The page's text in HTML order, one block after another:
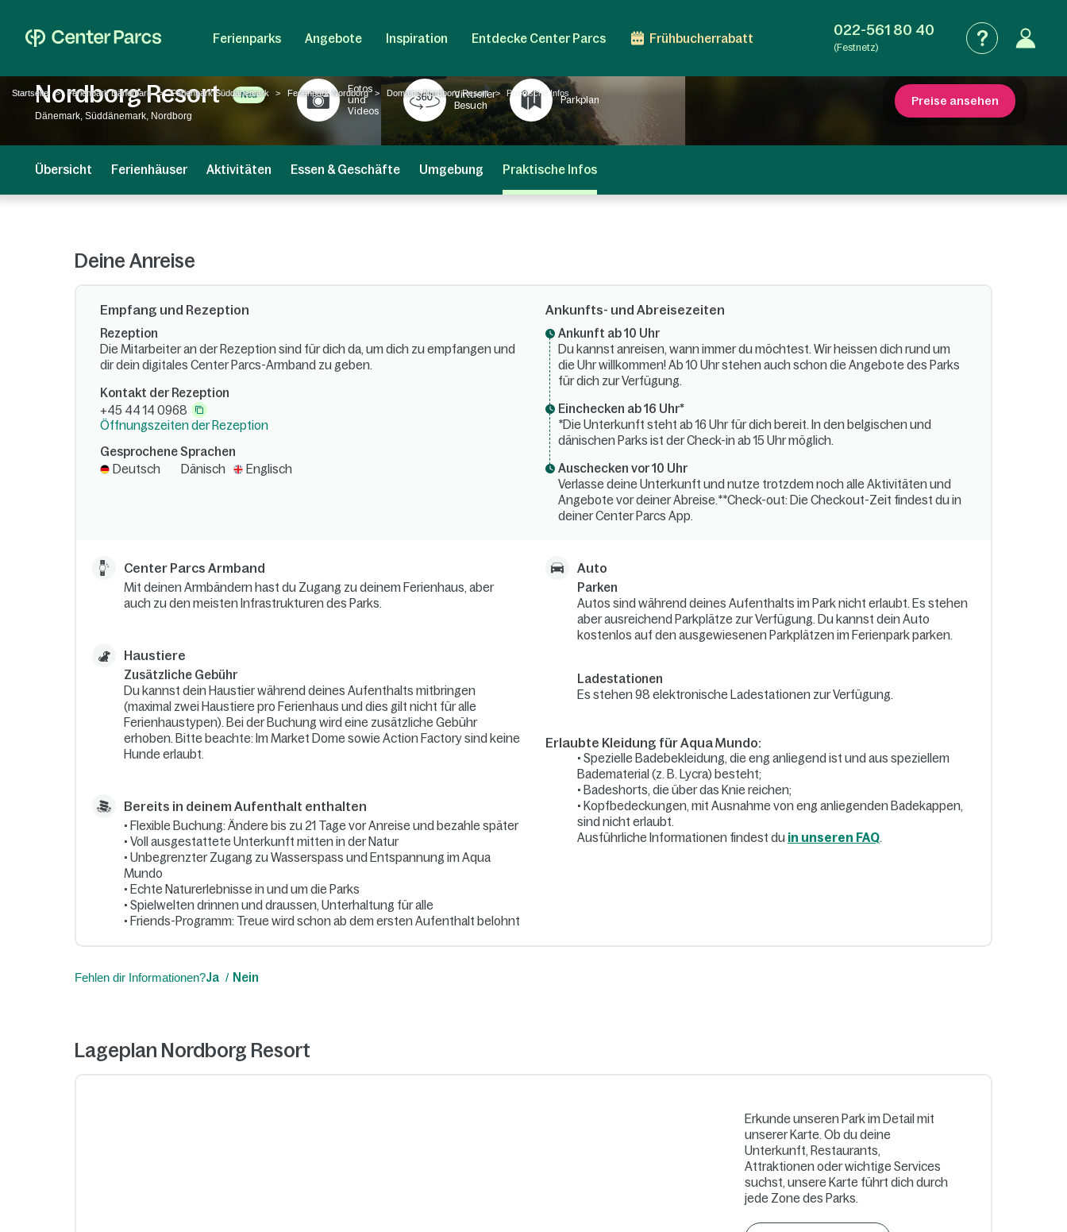
Ferienparks Angebote Inspiration Entdecke Center Parcs Frühbucherrabatt 022-561 80 40
(Festnetz)
Startseite Ferienpark Dänemark Ferienpark Süddänemark Ferienpark Nordborg Domaine Nordborg Resort Praktische Infos
Nordborg Resort Neu
Dänemark, Süddänemark, Nordborg
Fotos
und
Videos
Virtueller
Besuch
Parkplan Preise ansehen
Übersicht Ferienhäuser Aktivitäten Essen & Geschäfte Umgebung Praktische Infos
Deine Anreise
Empfang und Rezeption
Rezeption
Die Mitarbeiter an der Rezeption sind für dich da, um dich zu empfangen und
dir dein digitales Center Parcs-Armband zu geben.
Kontakt der Rezeption
+45 44 14 0968
Öffnungszeiten der Rezeption
Gesprochene Sprachen
Deutsch
Dänisch Englisch
Ankunfts- und Abreisezeiten
Ankunft ab 10 Uhr
Du kannst anreisen, wann immer du möchtest. Wir heissen dich rund um
die Uhr willkommen! Ab 10 Uhr stehen auch schon die Angebote des Parks
für dich zur Verfügung.
Einchecken ab 16 Uhr*
*Die Unterkunft steht ab 16 Uhr für dich bereit. In den belgischen und
dänischen Parks ist der Check-in ab 15 Uhr möglich.
Auschecken vor 10 Uhr
Verlasse deine Unterkunft und nutze trotzdem noch alle Aktivitäten und
Angebote vor deiner Abreise.**Check-out: Die Checkout-Zeit findest du in
deiner Center Parcs App.
Center Parcs Armband
Mit deinen Armbändern hast du Zugang zu deinem Ferienhaus, aber
auch zu den meisten Infrastrukturen des Parks.
Haustiere
Zusätzliche Gebühr
Du kannst dein Haustier während deines Aufenthalts mitbringen
(maximal zwei Haustiere pro Ferienhaus und dies gilt nicht für alle
Ferienhaustypen). Bei der Buchung wird eine zusätzliche Gebühr
erhoben. Bitte beachte: Im Market Dome sowie Action Factory sind keine
Hunde erlaubt.
Bereits in deinem Aufenthalt enthalten​
• Flexible Buchung: Ändere bis zu 21 Tage vor Anreise und bezahle später
• Voll ausgestattete Unterkunft mitten in der Natur
• Unbegrenzter Zugang zu Wasserspass und Entspannung im Aqua
Mundo
• Echte Naturerlebnisse in und um die Parks
• Spielwelten drinnen und draussen, Unterhaltung für alle
• Friends-Programm: Treue wird schon ab dem ersten Aufenthalt belohnt
Auto
Parken
Autos sind während deines Aufenthalts im Park nicht erlaubt. Es stehen
aber ausreichend Parkplätze zur Verfügung. Du kannst dein Auto
kostenlos auf den ausgewiesenen Parkplätzen im Ferienpark parken.
Ladestationen
Es stehen 98 elektronische Ladestationen zur Verfügung.
Erlaubte Kleidung für Aqua Mundo:
• Spezielle Badebekleidung, die eng anliegend ist und aus speziellem
Badematerial (z. B. Lycra) besteht;
• Badeshorts, die über das Knie reichen;
• Kopfbedeckungen, mit Ausnahme von eng anliegenden Badekappen,
sind nicht erlaubt.
Ausführliche Informationen findest du in unseren FAQ.
Fehlen dir Informationen?Ja Nein
Lageplan Nordborg Resort
Erkunde unseren Park im Detail mit
unserer Karte. Ob du deine
Unterkunft, Restaurants,
Attraktionen oder wichtige Services
suchst, unsere Karte führt dich durch
jede Zone des Parks.